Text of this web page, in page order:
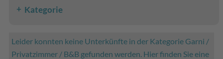
Kategorie
Leider konnten keine Unterkünfte in der Kategorie Garni /
Privatzimmer / B&B gefunden werden. Hier finden Sie eine